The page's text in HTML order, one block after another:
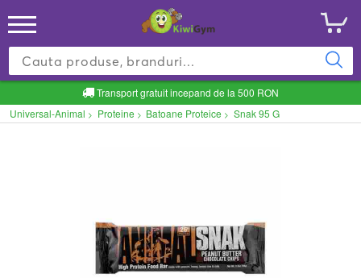
Transport gratuit incepand de la 500 RON
Universal-Animal > Proteine > Batoane Proteice > Snak 95 G